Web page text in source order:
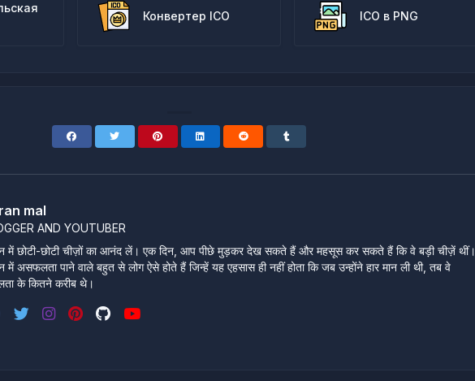
Конвертер ICO ICO в PNG
mal
AND YOUTUBER
में छोटी-छोटी चीज़ों का आनंद लें। एक दिन, आप पीछे मुड़कर देख सकते हैं और महसूस कर सकते हैं कि वे बड़ी चीज़ें थीं।
में असफलता पाने वाले बहुत से लोग ऐसे होते हैं जिन्हें यह एहसास ही नहीं होता कि जब उन्होंने हार मान ली थी, तब वे
के कितने करीब थे।